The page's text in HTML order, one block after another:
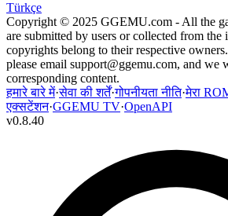
Türkçe
Copyright © 2025 GGEMU.com - All the
are submitted by users or collected from the
copyrights belong to their respective
please email support@ggemu.com, and we
corresponding content.
हमारे बारे में·सेवा की शर्तें·गोपनीयता नीति·मेरा
एक्सटेंशन·GGEMU TV·OpenAPI
v0.8.40